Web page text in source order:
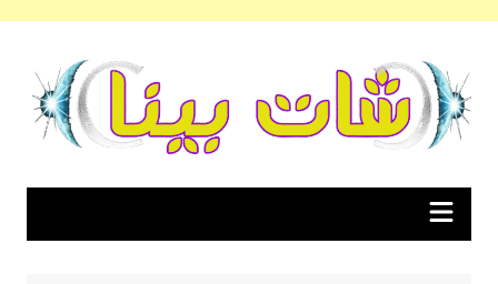
المحتوى